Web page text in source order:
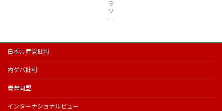
ラ
リ
ー
日本共産党批判
内ゲバ批判
青年同盟
インターナショナルビュー